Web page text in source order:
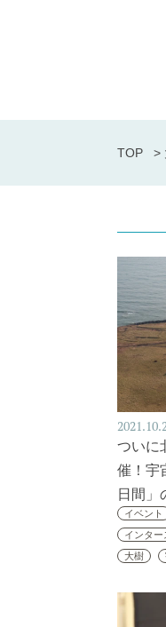
TOP >
ついに
催！宇
日間」
イベント
インタ
大樹